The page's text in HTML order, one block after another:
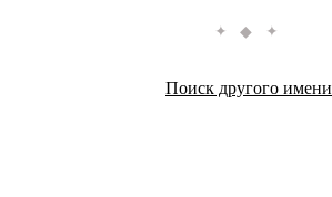
✦ ◆ ✦
Поиск другого имени